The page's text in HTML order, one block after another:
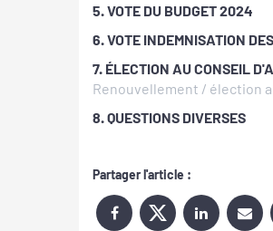
5. VOTE DU BUDGET 2024
6. VOTE INDEMNISATION
7. ÉLECTION AU CONSEIL
Renouvellement / élection
8. QUESTIONS DIVERSES
Partager l'article :